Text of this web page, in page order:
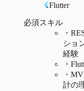
Flutter
必須スキル
・
ショ
経験
・
・
計の